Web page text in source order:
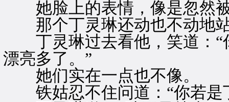
她脸上的表情，像是忽然
那个丁灵琳还动也不动地
丁灵琳过去看他，笑道：“
漂亮多了。”
她们实在一点也不像。
铁姑忍不住问道：“你若是